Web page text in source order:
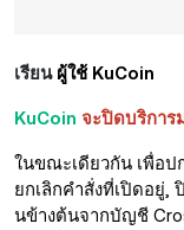
เรียน ผู้ใช้ KuCoin
KuCoin จะปิดบริการ
ในขณะเดียวกัน เพื่อป
ยกเลิกคำสั่งที่เปิดอยู่,
นข้างต้นจากบัญชี